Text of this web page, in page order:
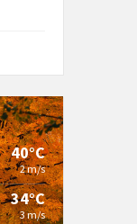
40°C
2 m/s
34°C
3 m/s